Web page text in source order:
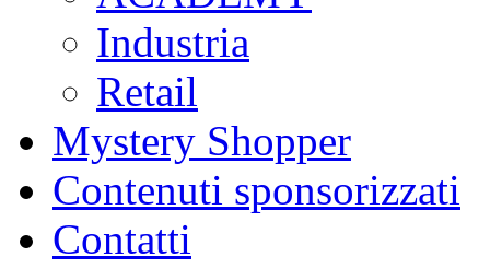
Industria
Retail
Mystery Shopper
Contenuti sponsorizzati
Contatti